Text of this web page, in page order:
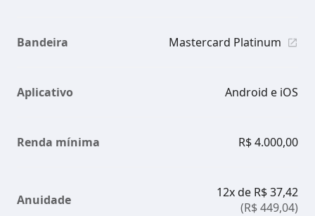
Bandeira Mastercard Platinum
Aplicativo Android e iOS
Renda mínima R$ 4.000,00
Anuidade
12x de R$ 37,42
(R$ 449,04)